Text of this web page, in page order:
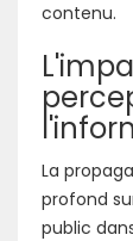
contenu.
La
profond
public